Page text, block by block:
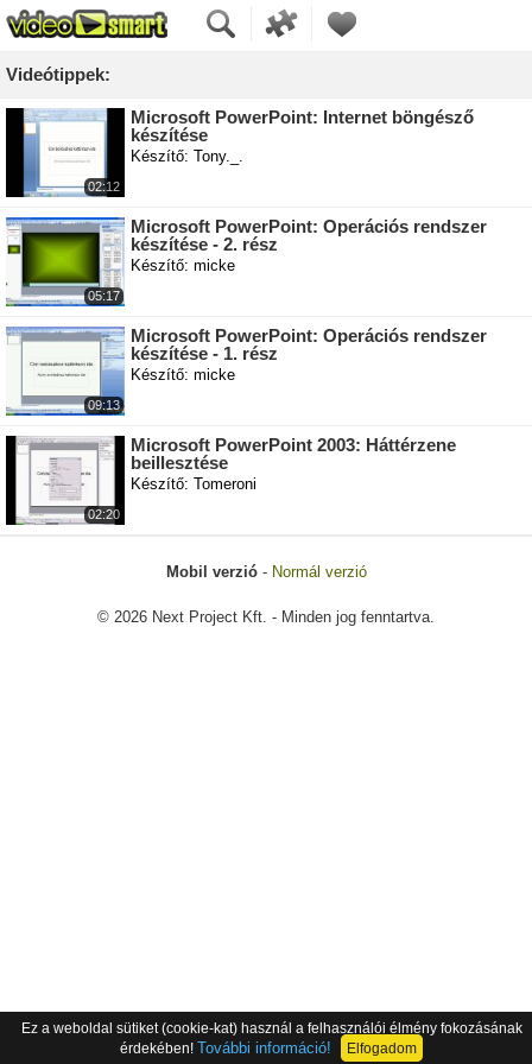
Videótippek:
02:12
Microsoft PowerPoint: Internet böngésző
készítése
Készítő: Tony._.
05:17
Microsoft PowerPoint: Operációs rendszer
készítése - 2. rész
Készítő: micke
09:13
Microsoft PowerPoint: Operációs rendszer
készítése - 1. rész
Készítő: micke
02:20
Microsoft PowerPoint 2003: Háttérzene
beillesztése
Készítő: Tomeroni
Mobil verzió- Normál verzió
© 2026 Next Project Kft. - Minden jog fenntartva.
Ez a weboldal sütiket (cookie-kat) használ a felhasználói élmény fokozásának
érdekében! További információ! Elfogadom